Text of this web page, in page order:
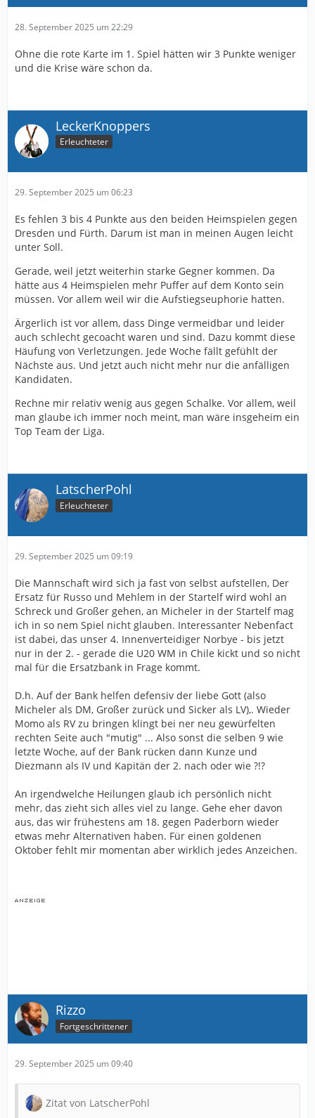
28. September 2025 um 22:29
Ohne die rote Karte im 1. Spiel hätten wir 3 Punkte weniger
und die Krise wäre schon da.
LeckerKnoppers
Erleuchteter
29. September 2025 um 06:23
Es fehlen 3 bis 4 Punkte aus den beiden Heimspielen gegen
Dresden und Fürth. Darum ist man in meinen Augen leicht
unter Soll.
Gerade, weil jetzt weiterhin starke Gegner kommen. Da
hätte aus 4 Heimspielen mehr Puffer auf dem Konto sein
müssen. Vor allem weil wir die Aufstiegseuphorie hatten.
Ärgerlich ist vor allem, dass Dinge vermeidbar und leider
auch schlecht gecoacht waren und sind. Dazu kommt diese
Häufung von Verletzungen. Jede Woche fällt gefühlt der
Nächste aus. Und jetzt auch nicht mehr nur die anfälligen
Kandidaten.
Rechne mir relativ wenig aus gegen Schalke. Vor allem, weil
man glaube ich immer noch meint, man wäre insgeheim ein
Top Team der Liga.
LatscherPohl
Erleuchteter
29. September 2025 um 09:19
Die Mannschaft wird sich ja fast von selbst aufstellen, Der
Ersatz für Russo und Mehlem in der Startelf wird wohl an
Schreck und Großer gehen, an Micheler in der Startelf mag
ich in so nem Spiel nicht glauben. Interessanter Nebenfact
ist dabei, das unser 4. Innenverteidiger Norbye - bis jetzt
nur in der 2. - gerade die U20 WM in Chile kickt und so nicht
mal für die Ersatzbank in Frage kommt.
D.h. Auf der Bank helfen defensiv der liebe Gott (also
Micheler als DM, Großer zurück und Sicker als LV),. Wieder
Momo als RV zu bringen klingt bei ner neu gewürfelten
rechten Seite auch "mutig" ... Also sonst die selben 9 wie
letzte Woche, auf der Bank rücken dann Kunze und
Diezmann als IV und Kapitän der 2. nach oder wie ?!?
An irgendwelche Heilungen glaub ich persönlich nicht
mehr, das zieht sich alles viel zu lange. Gehe eher davon
aus, das wir frühestens am 18. gegen Paderborn wieder
etwas mehr Alternativen haben. Für einen goldenen
Oktober fehlt mir momentan aber wirklich jedes Anzeichen.
Rizzo
Fortgeschrittener
29. September 2025 um 09:40
Zitat von LatscherPohl